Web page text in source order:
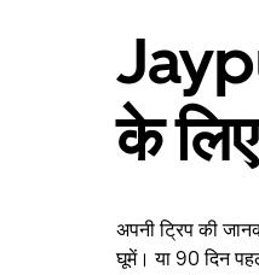
के
अपनी ट्रिप की
घूमें। या 90 दिन